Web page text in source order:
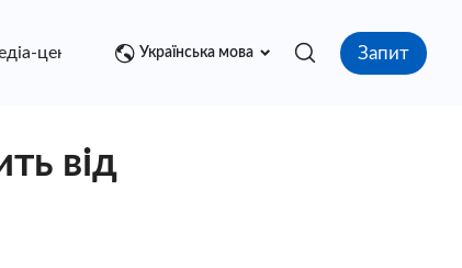
центр контакт
Українська мова Запит
від